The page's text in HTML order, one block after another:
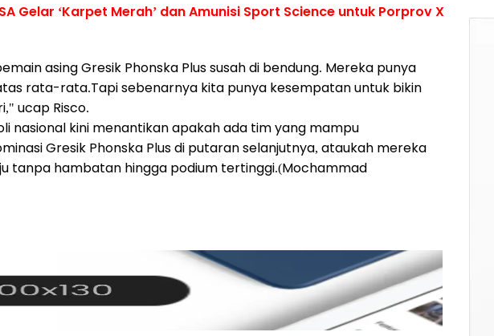
Gelar ‘Karpet Merah’ dan Amunisi Sport Science untuk Porprov X
asing Gresik Phonska Plus susah di bendung. Mereka punya
rata-rata.Tapi sebenarnya kita punya kesempatan untuk bikin
ucap Risco.
nasional kini menantikan apakah ada tim yang mampu
Gresik Phonska Plus di putaran selanjutnya, ataukah mereka
tanpa hambatan hingga podium tertinggi.(Mochammad